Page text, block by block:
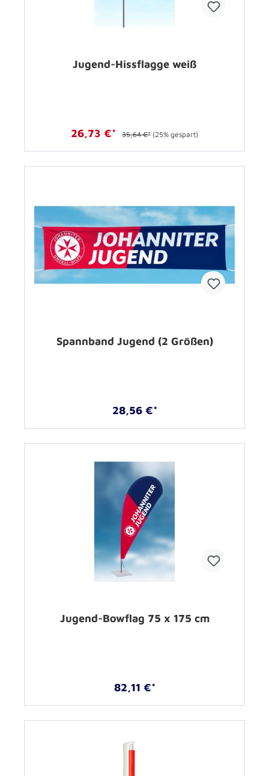
Jugend-Hissflagge weiß
26,73 €* 35,64 €* (25% gespart)
Spannband Jugend (2 Größen)
28,56 €*
Jugend-Bowflag 75 x 175 cm
82,11 €*